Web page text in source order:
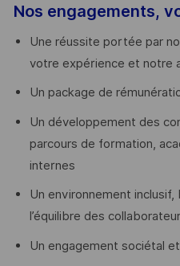
Nos engagements,
Une réussite portée par
votre expérience et notre
Un package de
Un développement des
parcours de formation,
internes
Un environnement
l’équilibre des
Un engagement sociétal